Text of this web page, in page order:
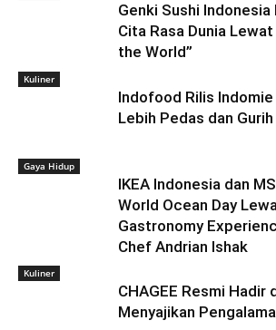
Genki Sushi Indonesia
Cita Rasa Dunia
the World”
Kuliner
Indofood Rilis
Lebih Pedas dan Gurih
Gaya Hidup
IKEA Indonesia dan
World Ocean Day
Gastronomy
Chef Andrian Ishak
Kuliner
CHAGEE Resmi Hadir
Menyajikan